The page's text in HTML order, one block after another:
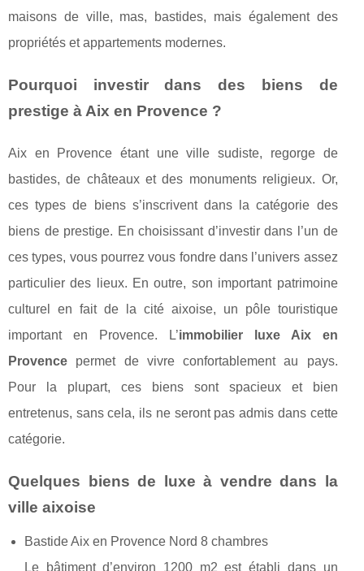
maisons de ville, mas, bastides, mais également des
propriétés et appartements modernes.
Pourquoi investir dans des biens de
prestige à Aix en Provence ?
Aix en Provence étant une ville sudiste, regorge de
bastides, de châteaux et des monuments religieux. Or,
ces types de biens s’inscrivent dans la catégorie des
biens de prestige. En choisissant d’investir dans l’un de
ces types, vous pourrez vous fondre dans l’univers assez
particulier des lieux. En outre, son important patrimoine
culturel en fait de la cité aixoise, un pôle touristique
important en Provence. L’immobilier luxe Aix en
Provence permet de vivre confortablement au pays.
Pour la plupart, ces biens sont spacieux et bien
entretenus, sans cela, ils ne seront pas admis dans cette
catégorie.
Quelques biens de luxe à vendre dans la
ville aixoise
Bastide Aix en Provence Nord 8 chambres
Le bâtiment d’environ 1200 m2 est établi dans un